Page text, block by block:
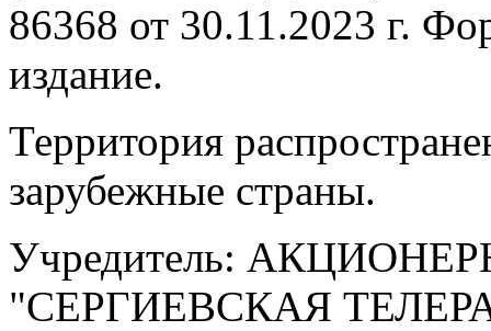
86368 от 30.11.2023 г.
издание.
Территория
зарубежные страны.
Учредитель:
"СЕРГИЕВСКАЯ